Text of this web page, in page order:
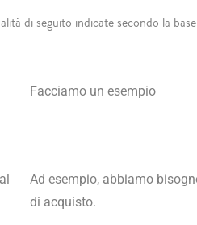
di seguito indicate secondo la
Facciamo un esempio
Ad esempio, abbiamo
di acquisto.